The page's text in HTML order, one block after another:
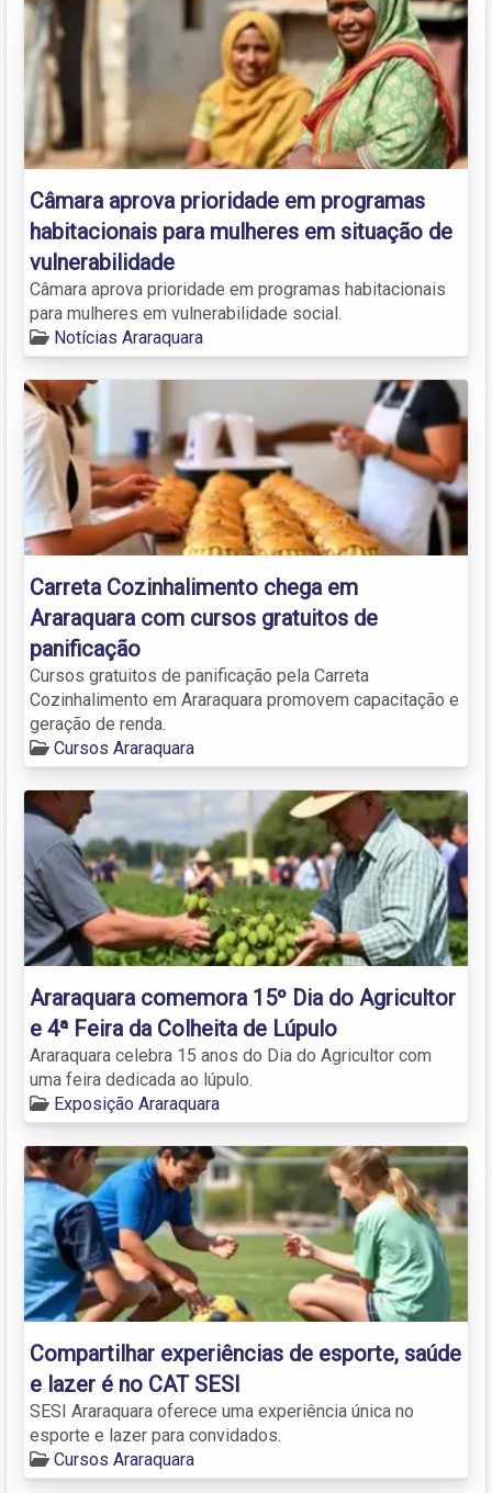
Câmara aprova prioridade em programas
habitacionais para mulheres em situação de
vulnerabilidade
Câmara aprova prioridade em programas habitacionais
para mulheres em vulnerabilidade social.
Notícias Araraquara
Carreta Cozinhalimento chega em
Araraquara com cursos gratuitos de
panificação
Cursos gratuitos de panificação pela Carreta
Cozinhalimento em Araraquara promovem capacitação e
geração de renda.
Cursos Araraquara
Araraquara comemora 15º Dia do Agricultor
e 4ª Feira da Colheita de Lúpulo
Araraquara celebra 15 anos do Dia do Agricultor com
uma feira dedicada ao lúpulo.
Exposição Araraquara
Compartilhar experiências de esporte, saúde
e lazer é no CAT SESI
SESI Araraquara oferece uma experiência única no
esporte e lazer para convidados.
Cursos Araraquara